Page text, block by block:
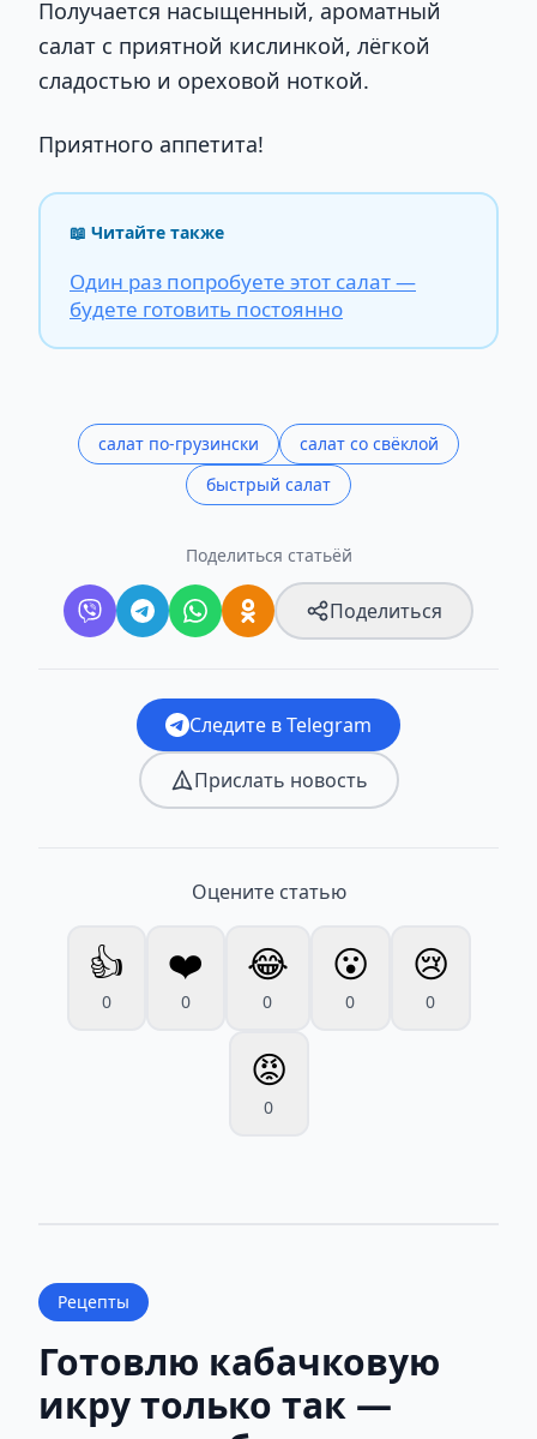
Получается насыщенный, ароматный
салат с приятной кислинкой, лёгкой
сладостью и ореховой ноткой.
Приятного аппетита!
📖 Читайте также
Один раз попробуете этот салат —
будете готовить постоянно
салат по-грузински
салат со свёклой
быстрый салат
Поделиться статьёй
Поделиться
Следите в Telegram
Прислать новость
Оцените статью
👍
0
❤️
0
😂
0
😮
0
😢
0
😡
0
Рецепты
Готовлю кабачковую
икру только так —